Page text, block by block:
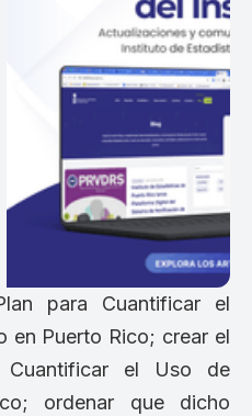
para Cuantificar el
en Puerto Rico; crear el
Cuantificar el Uso de
ordenar que dicho